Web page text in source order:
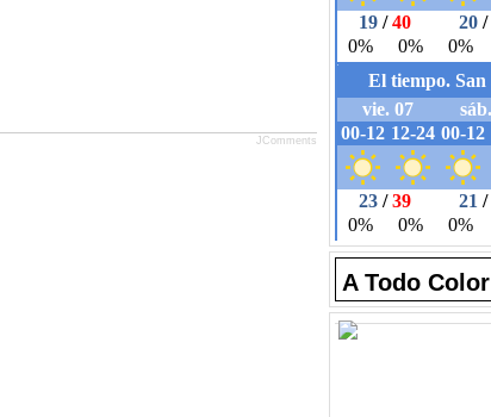
JComments
A Todo Color